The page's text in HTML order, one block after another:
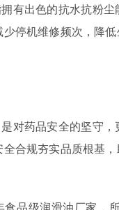
有出色的抗水抗粉
停机维修频次，降
对药品安全的坚守
合规夯实品质根基